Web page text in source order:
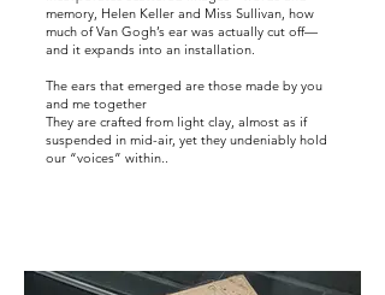
memory, Helen Keller and Miss Sullivan, how
much of Van Gogh’s ear was actually cut off—
and it expands into an installation.
The ears that emerged are those made by you
and me together
They are crafted from light clay, almost as if
suspended in mid-air, yet they undeniably hold
our “voices” within..